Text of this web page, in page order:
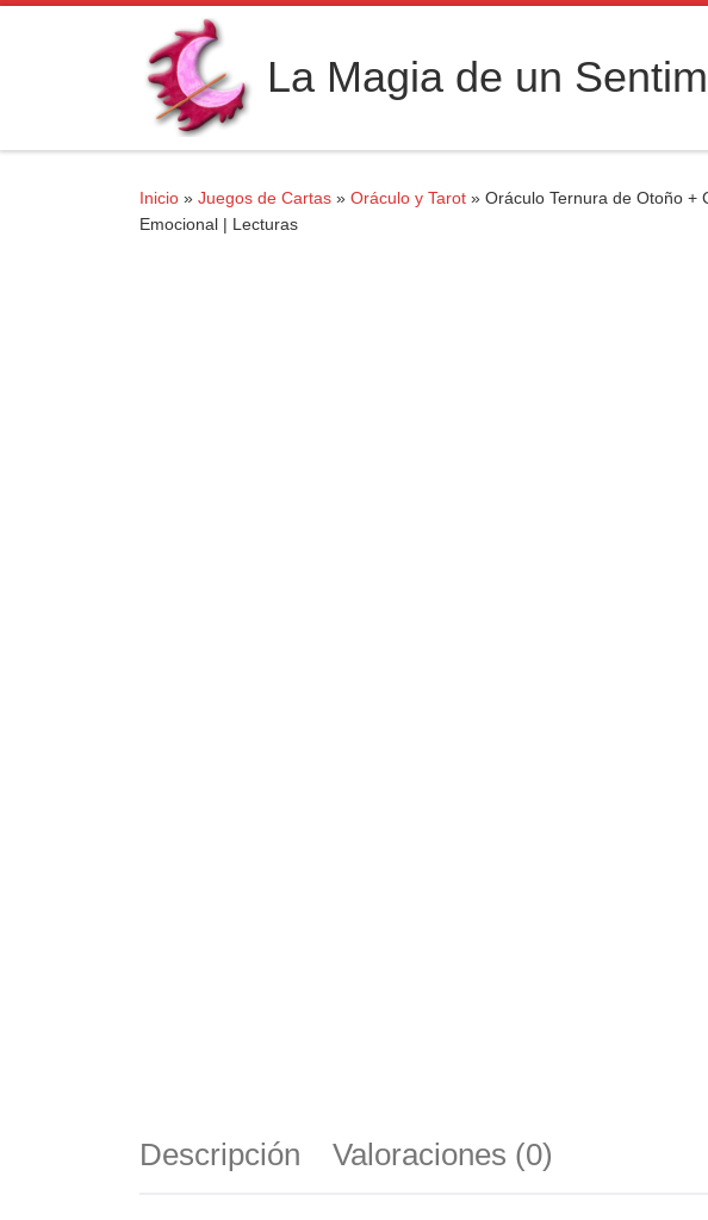
Saltar al contenido
La Magia de un
Inicio » Juegos de Cartas » Oráculo y Tarot » Oráculo Ternura de Otoño +
Emocional | Lecturas
Descripción Valoraciones (0)